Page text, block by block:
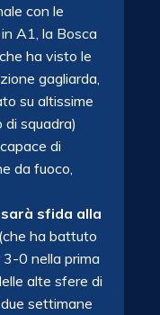
con le
A1, la Bosca
che ha visto le
gagliarda,
su altissime
squadra)
di
da fuoco,
sfida alla
(che ha battuto
3-0 nella prima
alte sfere di
settimane